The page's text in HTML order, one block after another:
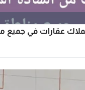
عقارات في جميع